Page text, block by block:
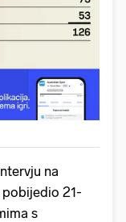
na
21-
s